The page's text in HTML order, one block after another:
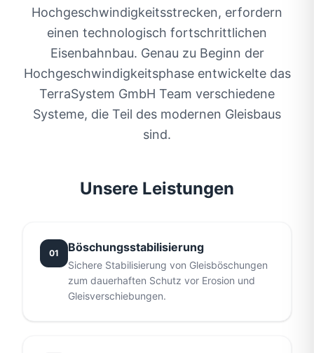
im Bereich der konstruktiven
Schotterbindung im Gleisbau steht die
TerraSystem GmbH für Qualität, Innovation
und langjährige Expertise.
Hochgeschwindigkeitsstrecken, erfordern
einen technologisch fortschrittlichen
Eisenbahnbau. Genau zu Beginn der
Hochgeschwindigkeitsphase entwickelte das
TerraSystem GmbH Team verschiedene
Systeme, die Teil des modernen Gleisbaus
sind.
Unsere Leistungen
01 Böschungsstabilisierung
Sichere Stabilisierung von Gleisböschungen
zum dauerhaften Schutz vor Erosion und
Gleisverschiebungen.